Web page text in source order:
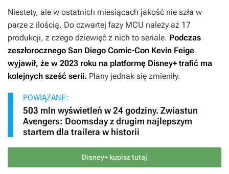
Niestety, ale w ostatnich miesiącach jakość nie szła w
parze z ilością. Do czwartej fazy MCU należy aż 17
produkcji, z czego dziewięć z nich to seriale. Podczas
zeszłorocznego San Diego Comic-Con Kevin Feige
wyjawił, że w 2023 roku na platformę Disney+ trafić ma
kolejnych sześć serii. Plany jednak się zmieniły.
POWIĄZANE:
503 mln wyświetleń w 24 godziny. Zwiastun
Avengers: Doomsday z drugim najlepszym
startem dla trailera w historii
Disney+ kupisz tutaj